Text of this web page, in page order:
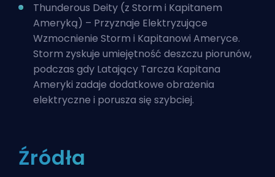
Thunderous Deity (z Storm i Kapitanem
Ameryką) – Przyznaje Elektryzujące
Wzmocnienie Storm i Kapitanowi Ameryce.
Storm zyskuje umiejętność deszczu piorunów,
podczas gdy Latający Tarcza Kapitana
Ameryki zadaje dodatkowe obrażenia
elektryczne i porusza się szybciej.
Źródła